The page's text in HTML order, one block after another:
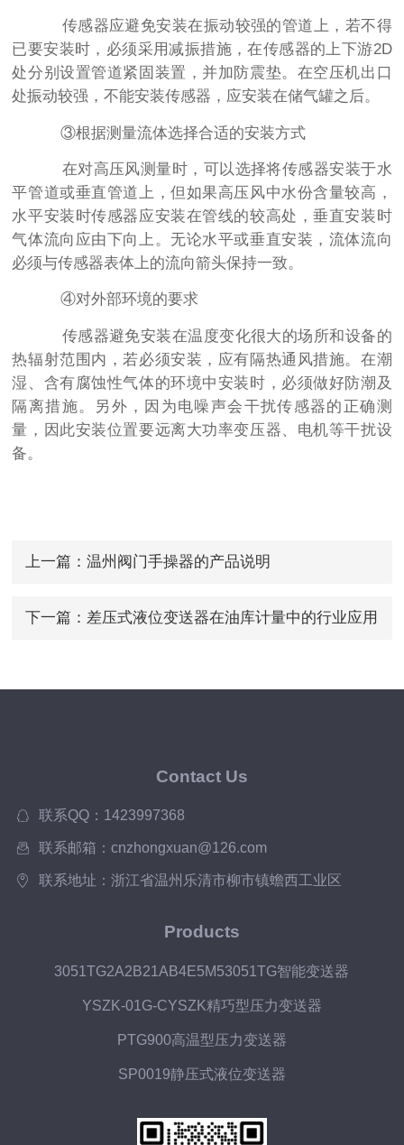
传感器应避免安装在振动较强的管道上，若不得
已要安装时，必须采用减振措施，在传感器的上下游2D
处分别设置管道紧固装置，并加防震垫。在空压机出口
处振动较强，不能安装传感器，应安装在储气罐之后。
③根据测量流体选择合适的安装方式
在对高压风测量时，可以选择将传感器安装于水
平管道或垂直管道上，但如果高压风中水份含量较高，
水平安装时传感器应安装在管线的较高处，垂直安装时
气体流向应由下向上。无论水平或垂直安装，流体流向
必须与传感器表体上的流向箭头保持一致。
④对外部环境的要求
传感器避免安装在温度变化很大的场所和设备的
热辐射范围内，若必须安装，应有隔热通风措施。在潮
湿、含有腐蚀性气体的环境中安装时，必须做好防潮及
隔离措施。另外，因为电噪声会干扰传感器的正确测
量，因此安装位置要远离大功率变压器、电机等干扰设
备。
上一篇： 温州阀门手操器的产品说明
下一篇： 差压式液位变送器在油库计量中的行业应用
Contact Us
联系QQ：1423997368
联系邮箱：cnzhongxuan@126.com
联系地址：浙江省温州乐清市柳市镇蟾西工业区
Products
3051TG2A2B21AB4E5M53051TG智能变送器
YSZK-01G-CYSZK精巧型压力变送器
PTG900高温型压力变送器
SP0019静压式液位变送器